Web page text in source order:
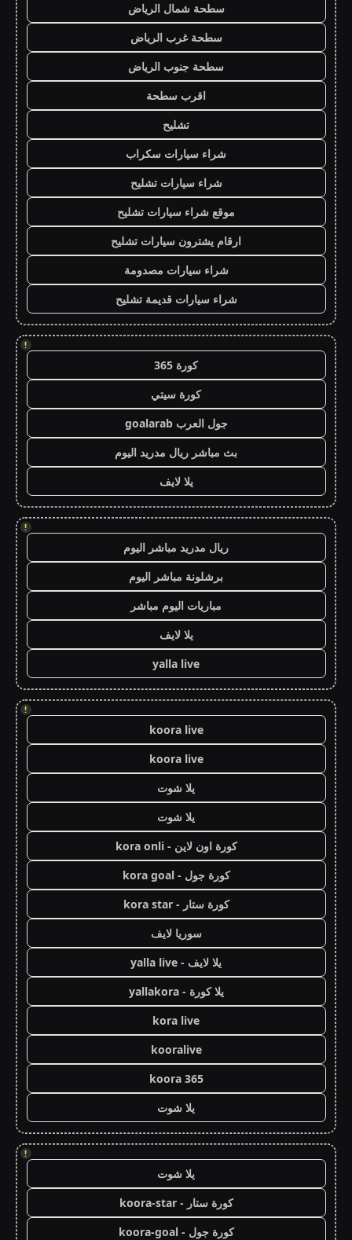
سطحة شمال الرياض
سطحة غرب الرياض
سطحة جنوب الرياض
اقرب سطحة
تشليح
شراء سيارات سكراب
شراء سيارات تشليح
موقع شراء سيارات تشليح
ارقام يشترون سيارات تشليح
شراء سيارات مصدومة
شراء سيارات قديمة تشليح
!
كورة 365
كورة سيتي
جول العرب goalarab
بث مباشر ريال مدريد اليوم
يلا لايف
!
ريال مدريد مباشر اليوم
برشلونة مباشر اليوم
مباريات اليوم مباشر
يلا لايف
yalla live
!
koora live
koora live
يلا شوت
يلا شوت
كورة اون لاين - kora onli
كورة جول - kora goal
كورة ستار - kora star
سوريا لايف
يلا لايف - yalla live
يلا كورة - yallakora
kora live
kooralive
koora 365
يلا شوت
!
يلا شوت
كورة ستار - koora-star
كورة جول - koora-goal